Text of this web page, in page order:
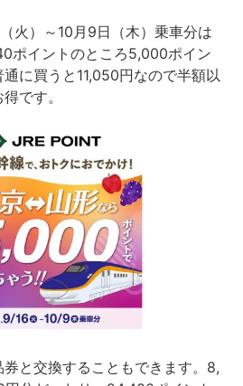
火）～10月9日（木）乗車分は
ポイントのところ5,000ポイン
通に買うと11,050円なので半額以
です。
と交換することもできます。8,